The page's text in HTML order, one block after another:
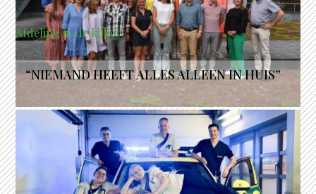
Afdeling in de kijker
“NIEMAND HEEFT ALLES ALLEEN IN HUIS”